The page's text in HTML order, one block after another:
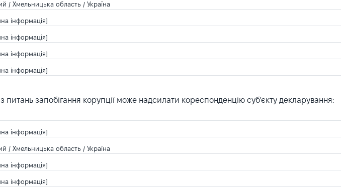
/ Хмельницька область / Україна
інформація]
інформація]
інформація]
інформація]
запобігання корупції може надсилати кореспонденцію суб'єкту декларування:
інформація]
/ Хмельницька область / Україна
інформація]
інформація]